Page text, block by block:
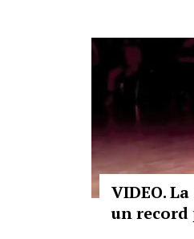
VIDEO.
un record